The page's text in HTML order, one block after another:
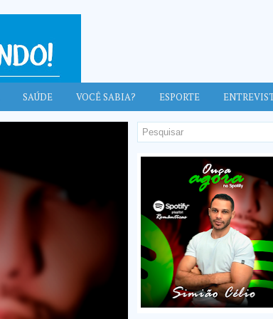
SAÚDE VOCÊ SABIA? ESPORTE